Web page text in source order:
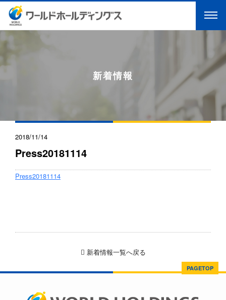
新着情報
2018/11/14
Press20181114
Press20181114
新着情報一覧へ戻る
PAGETOP